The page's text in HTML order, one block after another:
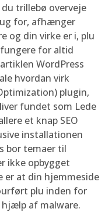
trillebø overveje
for, afhænger
og din virke er i, plu
for altid
WordPress
hvordan virk
plugin,
fundet som Lede
et knap SEO
installationen
bor temaer til
ikke opbygget
at din hjemmeside
plu inden for
af malware.